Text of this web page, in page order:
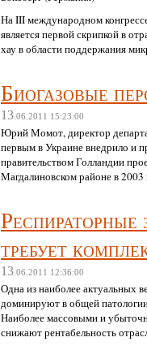
На III международном
является первой скрипкой в
хау в области поддержания
Биогазовые
13 .06.2011 15:23:00
Юрий Момот, директор
первым в Украине внедрило и
правительством Голландии
Магдалиновском районе в 2003
требует
13 .06.2011 12:36:00
Одна из наиболее актуальных
доминируют в общей
Наиболее массовыми и
снижают рентабельность